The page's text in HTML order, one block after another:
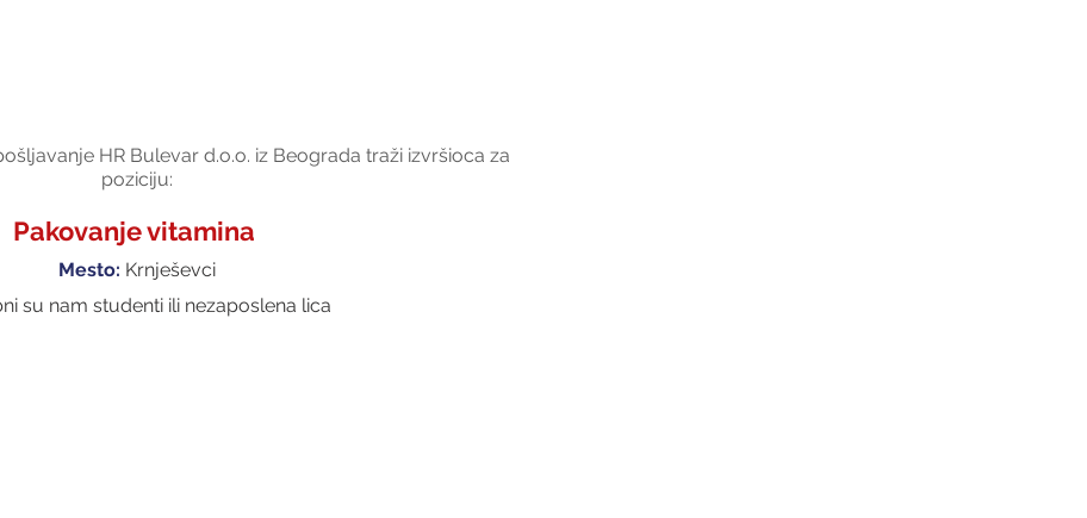
HR Bulevar d.o.o. iz Beograda traži izvršioca za
poziciju:
Pakovanje vitamina
Mesto: Krnješevci
su nam studenti ili nezaposlena lica